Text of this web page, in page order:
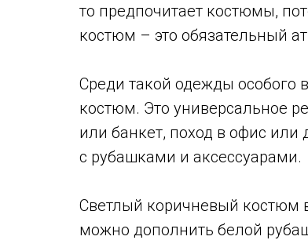
то предпочитает костюмы,
костюм – это обязательный
Среди такой одежды особого
костюм. Это универсальное
или банкет, поход в офис или
с рубашками и аксессуарами.
Светлый коричневый костюм
можно дополнить белой